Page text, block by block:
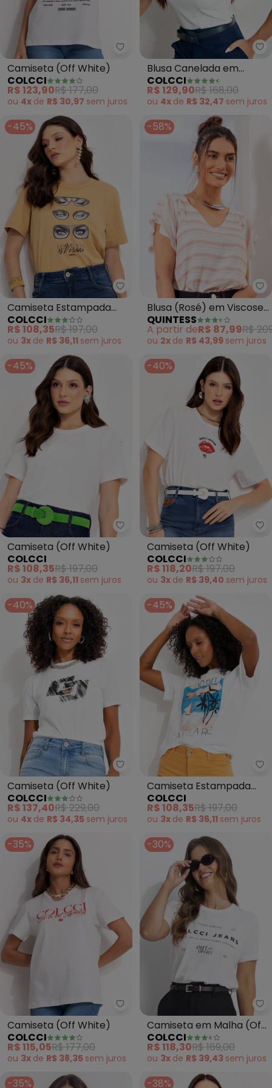
Colcci - Camiseta (Off White)
Camiseta (Off White)
COLCCI
R$ 123,90R$ 177,00
ou 4x de R$ 30,97 sem juros
Blusa Canelada em
Viscose(Off White)
COLCCI
R$ 129,90R$ 168,00
ou 4x de R$ 32,47 sem juros
-45%
Colcci - Camiseta Estampada
Camiseta Estampada
(Bege)
COLCCI
R$ 108,35R$ 197,00
ou 3x de R$ 36,11 sem juros
-58%
Blusa (Rosé) em Viscose
Plana
QUINTESS
A partir deR$ 87,99R$
ou 2x de R$ 43,99 sem juros
-45%
Colcci - Camiseta (Off White)
Camiseta (Off White)
COLCCI
R$ 108,35R$ 197,00
ou 3x de R$ 36,11 sem juros
-40%
Camiseta (Off White)
COLCCI
R$ 118,20R$ 197,00
ou 3x de R$ 39,40 sem juros
-40%
Colcci - Camiseta (Off White)
Camiseta (Off White)
COLCCI
R$ 137,40R$ 229,00
ou 4x de R$ 34,35 sem juros
-45%
Camiseta Estampada
(Off White)
COLCCI
R$ 108,35R$ 197,00
ou 3x de R$ 36,11 sem juros
-35%
Colcci - Camiseta (Off White)
Camiseta (Off White)
COLCCI
R$ 115,05R$ 177,00
ou 3x de R$ 38,35 sem juros
-30%
Camiseta em Malha (Off
White)
COLCCI
R$ 118,30R$ 169,00
ou 3x de R$ 39,43 sem juros
-35% -38%